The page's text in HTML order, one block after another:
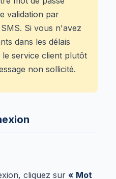
validation par
Si vous n'avez
dans les délais
service client plutôt
non sollicité.
cliquez sur « Mot